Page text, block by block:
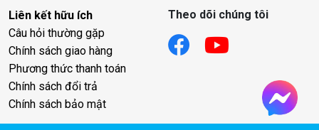
Liên kết hữu ích
Câu hỏi thường gặp
Chính sách giao hàng
Phương thức thanh toán
Chính sách đổi trả
Chính sách bảo mật
Theo dõi chúng tôi